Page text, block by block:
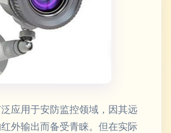
应用于安防监控领域，因其远
外输出而备受青睐。但在实际